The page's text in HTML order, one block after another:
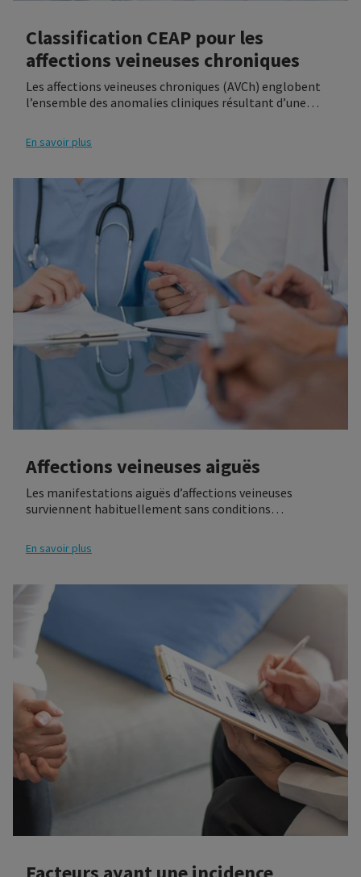
Classification CEAP pour les
affections veineuses chroniques
Les affections veineuses chroniques (AVCh) englobent
l’ensemble des anomalies cliniques résultant d’une
des membres inférieurs et évoluant sur un mode
chronique. La classification CEAP est utilisée pour
En savoir plus
Affections veineuses aiguës
Les manifestations aiguës d’affections veineuses
surviennent habituellement sans conditions
des affections veineuses chroniques. Dans tous les cas,
un traitement médical est requis immédiatement.
En savoir plus